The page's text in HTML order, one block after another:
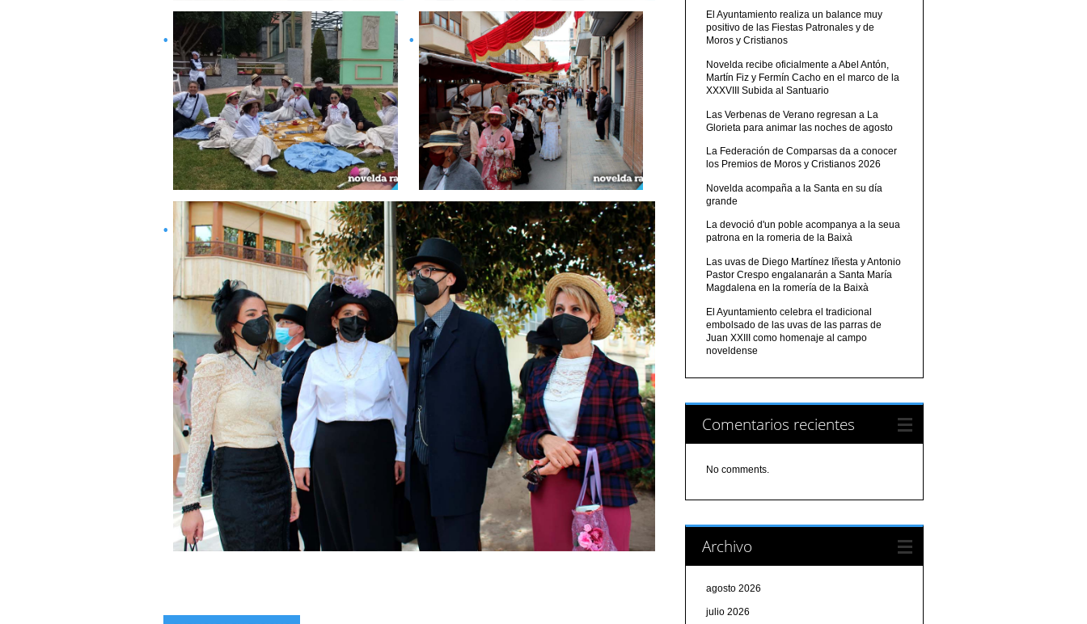
El Ayuntamiento realiza un balance muy
positivo de las Fiestas Patronales y de
Moros y Cristianos
Novelda recibe oficialmente a Abel Antón,
Martín Fiz y Fermín Cacho en el marco de la
XXXVIII Subida al Santuario
Las Verbenas de Verano regresan a La
Glorieta para animar las noches de agosto
La Federación de Comparsas da a conocer
los Premios de Moros y Cristianos 2026
Novelda acompaña a la Santa en su día
grande
La devoció d'un poble acompanya a la seua
patrona en la romeria de la Baixà
Las uvas de Diego Martínez Iñesta y Antonio
Pastor Crespo engalanarán a Santa María
Magdalena en la romería de la Baixà
El Ayuntamiento celebra el tradicional
embolsado de las uvas de las parras de
Juan XXIII como homenaje al campo
noveldense
Comentarios recientes
No comments.
Archivo
agosto 2026
julio 2026